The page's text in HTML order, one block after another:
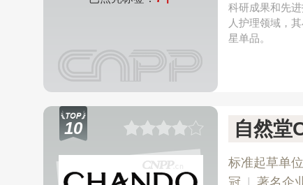
科研成果和先
人护理领域，
星单品。
10 自然堂
标准起草单位
冠
著名企